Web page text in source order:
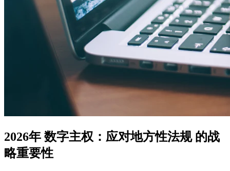
2026年 数字主权：应对地方性法规 的战
略重要性